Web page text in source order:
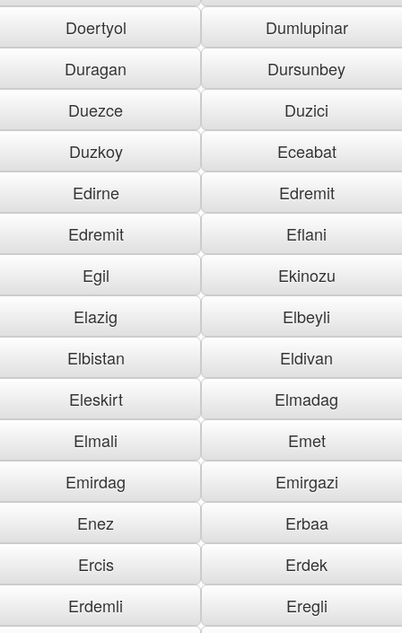
Doertyol
Dumlupinar
Duragan
Dursunbey
Duezce
Duzici
Duzkoy
Eceabat
Edirne
Edremit
Edremit
Eflani
Egil
Ekinozu
Elazig
Elbeyli
Elbistan
Eldivan
Eleskirt
Elmadag
Elmali
Emet
Emirdag
Emirgazi
Enez
Erbaa
Ercis
Erdek
Erdemli
Eregli